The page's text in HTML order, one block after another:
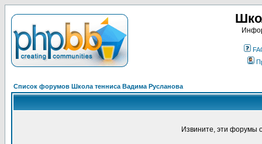
Список форумов Школа тенниса Вадима Русланова
Извините, эти форумы